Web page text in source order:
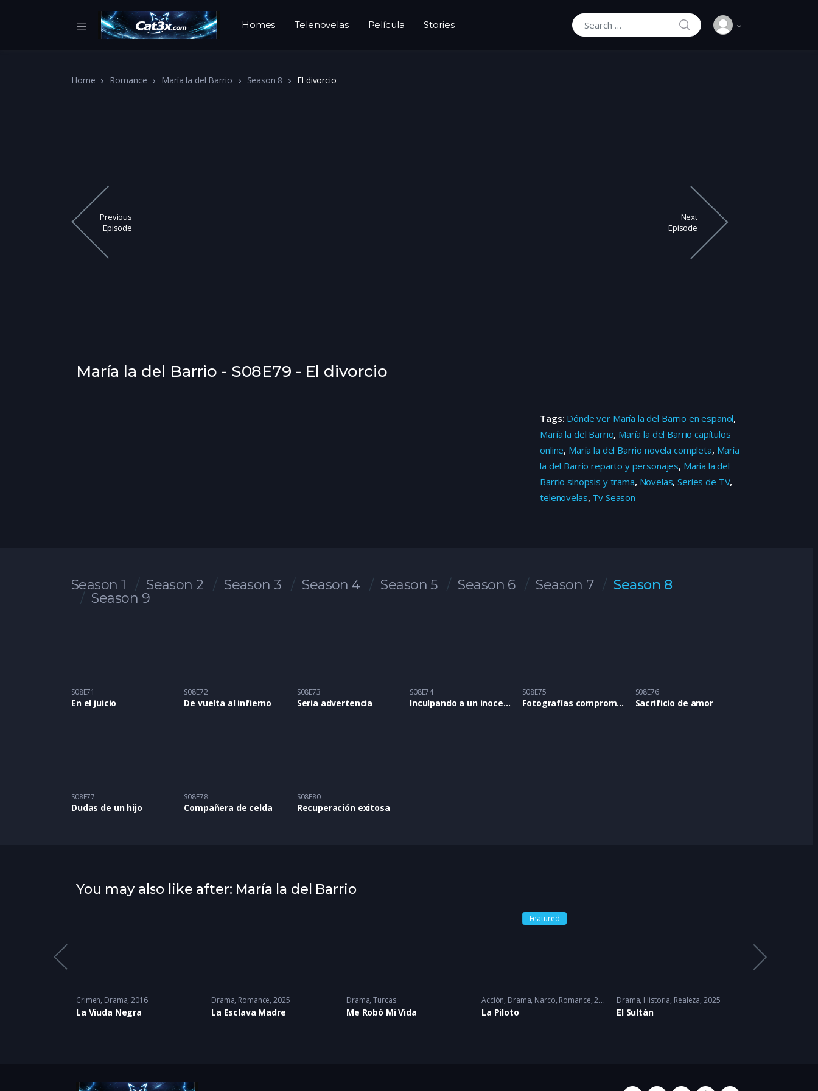
Homes Telenovelas Película Stories
Search for:
SEARCH
Home Romance María la del Barrio Season 8 El divorcio
Previous
Episode
Next
Episode
María la del Barrio - S08E79 - El divorcio
Tags: Dónde ver María la del Barrio en español,
María la del Barrio, María la del Barrio capítulos
online, María la del Barrio novela completa, María
la del Barrio reparto y personajes, María la del
Barrio sinopsis y trama, Novelas,Series de TV,
telenovelas, Tv Season
Season 1 Season 2 Season 3 Season 4 Season 5 Season 6 Season 7
Season 8
Season 9
S08E71
En el juicio
S08E72
De vuelta al infierno
S08E73
Seria advertencia
S08E74
Inculpando a un inocente
S08E75
Fotografías comprometedoras
S08E76
Sacrificio de amor
S08E77
Dudas de un hijo
S08E78
Compañera de celda
S08E80
Recuperación exitosa
You may also like after: María la del Barrio
2025
Crimen, Drama 2016
La Viuda Negra
Drama, Romance 2025
La Esclava Madre
Drama,Turcas
Me Robó Mi Vida
Featured
Acción, Drama, Narco, Romance 2022 - 2022
La Piloto
Drama, Historia, Realeza 2025
El Sultán